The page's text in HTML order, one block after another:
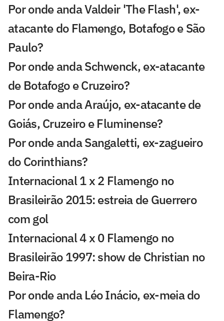
Por onde anda Valdeir 'The Flash', ex-
atacante do Flamengo, Botafogo e São
Paulo?
Por onde anda Schwenck, ex-atacante
de Botafogo e Cruzeiro?
Por onde anda Araújo, ex-atacante de
Goiás, Cruzeiro e Fluminense?
Por onde anda Sangaletti, ex-zagueiro
do Corinthians?
Internacional 1 x 2 Flamengo no
Brasileirão 2015: estreia de Guerrero
com gol
Internacional 4 x 0 Flamengo no
Brasileirão 1997: show de Christian no
Beira-Rio
Por onde anda Léo Inácio, ex-meia do
Flamengo?